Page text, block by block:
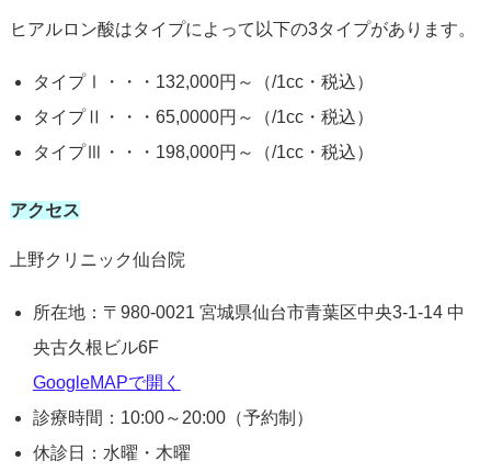
ヒアルロン酸はタイプによって以下の3タイプがあります。
タイプⅠ・・・132,000円～（/1cc・税込）
タイプⅡ・・・65,0000円～（/1cc・税込）
タイプⅢ・・・198,000円～（/1cc・税込）
アクセス
上野クリニック仙台院
所在地：〒980-0021 宮城県仙台市青葉区中央3-1-14 中
央古久根ビル6F
GoogleMAPで開く
診療時間：10:00～20:00（予約制）
休診日：水曜・木曜